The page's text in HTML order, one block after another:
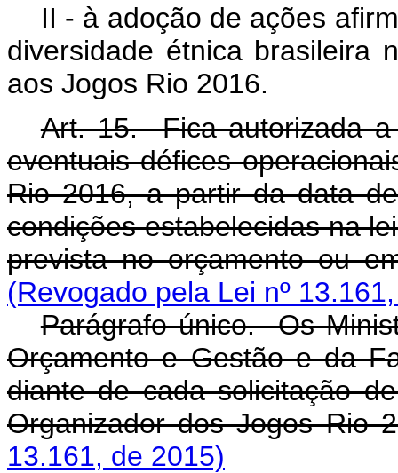
II - à adoção de ações
diversidade étnica brasileira
aos Jogos Rio 2016.
Art. 15. Fica autorizada a
eventuais défices
Rio 2016, a partir da data
condições estabelecidas na
prevista no orçamento ou
(Revogado pela Lei nº
Parágrafo único. Os
Orçamento e Gestão e da
diante de cada solicitação
Organizador dos Jogos Rio
13.161, de 2015)